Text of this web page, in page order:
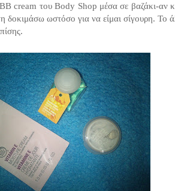
cream του Body Shop μέσα σε βαζάκι-αν
ωστόσο για να είμαι σίγουρη. Το